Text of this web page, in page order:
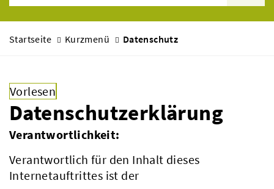
Startseite Kurzmenü Datenschutz
Vorlesen
Datenschutzerklärung
Verantwortlichkeit:
Verantwortlich für den Inhalt dieses
Internetauftrittes ist der